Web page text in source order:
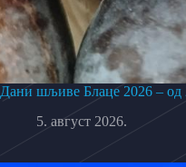
Дани шљиве Блаце 2026 – од
5. август 2026.